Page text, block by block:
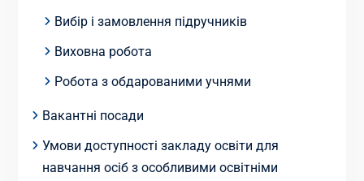
Вибір і замовлення підручників
Виховна робота
Робота з обдарованими учнями
Вакантні посади
Умови доступності закладу освіти для
навчання осіб з особливими освітніми